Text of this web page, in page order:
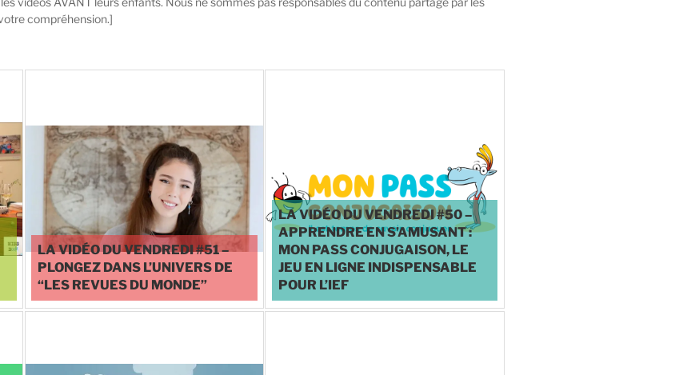
compréhension.]
LA VIDÉO DU VENDREDI #51 –
PLONGEZ DANS L’UNIVERS DE
“LES REVUES DU MONDE”
LA VIDÉO DU VENDREDI #50 –
APPRENDRE EN S’AMUSANT :
MON PASS CONJUGAISON, LE
JEU EN LIGNE INDISPENSABLE
POUR L’IEF